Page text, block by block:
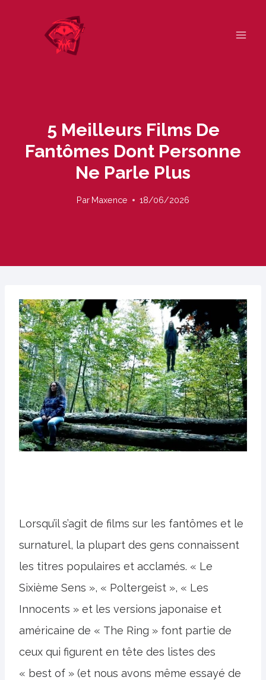
5 Meilleurs Films De
Fantômes Dont Personne
Ne Parle Plus
Par Maxence 18/06/2026
Lorsqu’il s’agit de films sur les fantômes et le
surnaturel, la plupart des gens connaissent
les titres populaires et acclamés. « Le
Sixième Sens », « Poltergeist », « Les
Innocents » et les versions japonaise et
américaine de « The Ring » font partie de
ceux qui figurent en tête des listes des
« best of » (et nous avons même essayé de